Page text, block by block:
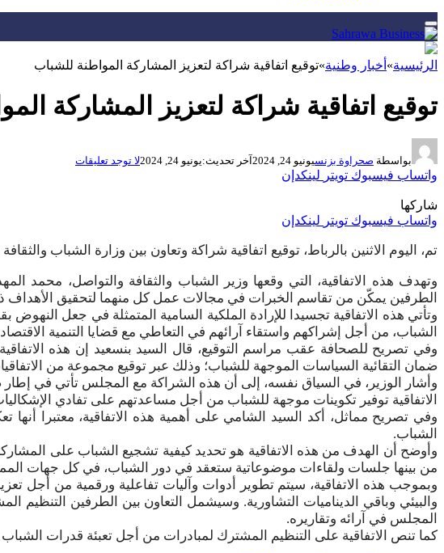
الرئيسية» أخبار وطنية»توقيع اتفاقية شراكة لتعزيز المشاركة المواطنة للشباب
توقيع اتفاقية شراكة لتعزيز المشاركة
بواسطة صحراوة بزنسيونيو 24, 2024 آخر تحديث:يونيو 24, 2024 لا توجد تعليقات
واتساب فيسبوك تويتر لينكدإن
شاركها
واتساب فيسبوك تويتر لينكدإن
تم، اليوم الاثنين بالرباط، توقيع اتفاقية شراكة وتعاون بين وزارة الشباب
وتهدف هذه الاتفاقية، التي وقعها وزير الشباب والثقافة والتواصل،
الطرفين يمكّن من تقاسم الخبرات في مجالات عمل كل منهما لتحقيق الأهداف
وتأتي هذه الاتفاقية تجسيدا للإرادة الملكية السامية المتمثلة في جعل
الشباب، من أجل إشراكهم واستقاء آرائهم في التعاطي مع قضايا التنمية
وفي تصريح للصحافة عقب مراسم التوقيع، قال السيد بنسعيد إن هذه
ضمان التقائية السياسات الموجهة للشباب؛ وذلك عبر توقيع مجموعة من
وأشار الوزير، في السياق نفسه، إلى أن هذه الشراكة مع المجلس تأتي في
الاتفاقية توفير تكوينات موجهة للشباب من أجل مساعدتهم على تفادي
وفي تصريح مماثل، أكد السيد الشامي على أهمية هذه الاتفاقية، معتبرا
الشباب.
وأوضح أن الهدف من هذه الاتفاقية هو تحديد كيفية تشجيع الشباب على
من بينها جلسات ولقاءات موضوعاتية ستعقد في دور الشباب، في كل جهات
وبموجب هذه الاتفاقية، سيتم تطوير أدوات وآليات تفاعلية ورقمية من أجل
والبيئي وباقي الديناميات التشاورية. وسيشمل التعاون بين الطرفين التنظيم
المجلس في آرائه وتقاريره.
كما تنص الاتفاقية على التنظيم المشترك لمبادرات من أجل تعبئة قدرات